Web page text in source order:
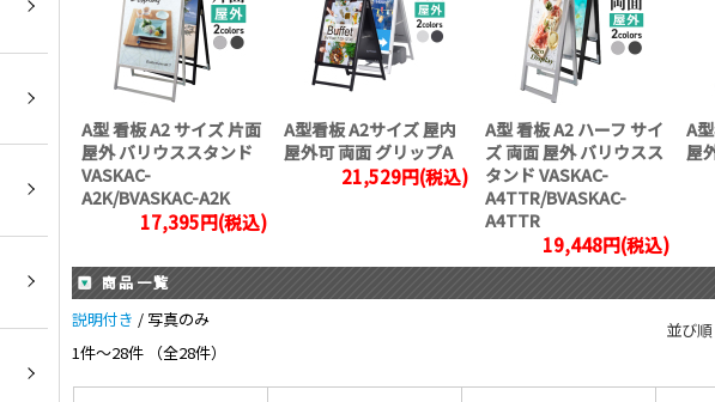
A型 看板 A2 サイズ 片面
屋外 バリウススタンド
VASKAC-
A2K/BVASKAC-A2K
17,395円(税込)
A型看板 A2サイズ 屋内
屋外可 両面 グリップA
21,529円(税込)
A型 看板 A2 ハーフ サイ
ズ 両面 屋外 バリウスス
タンド VASKAC-
A4TTR/BVASKAC-
A4TTR
19,448円(税込)
A
屋
商品一覧
並び順
説明付き / 写真のみ
1件～28件 （全28件）